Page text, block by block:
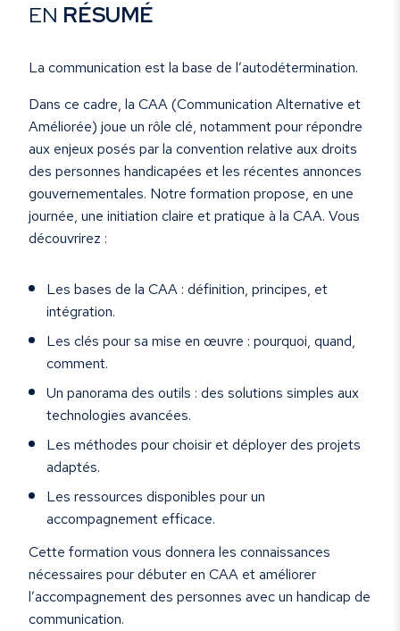
EN RÉSUMÉ
La communication est la base de l’autodétermination.
Dans ce cadre, la CAA (Communication Alternative et
Améliorée) joue un rôle clé, notamment pour répondre
aux enjeux posés par la convention relative aux droits
des personnes handicapées et les récentes annonces
gouvernementales. Notre formation propose, en une
journée, une initiation claire et pratique à la CAA. Vous
découvrirez :
Les bases de la CAA : définition, principes, et
intégration.
Les clés pour sa mise en œuvre : pourquoi, quand,
comment.
Un panorama des outils : des solutions simples aux
technologies avancées.
Les méthodes pour choisir et déployer des projets
adaptés.
Les ressources disponibles pour un
accompagnement efficace.
Cette formation vous donnera les connaissances
nécessaires pour débuter en CAA et améliorer
l’accompagnement des personnes avec un handicap de
communication.